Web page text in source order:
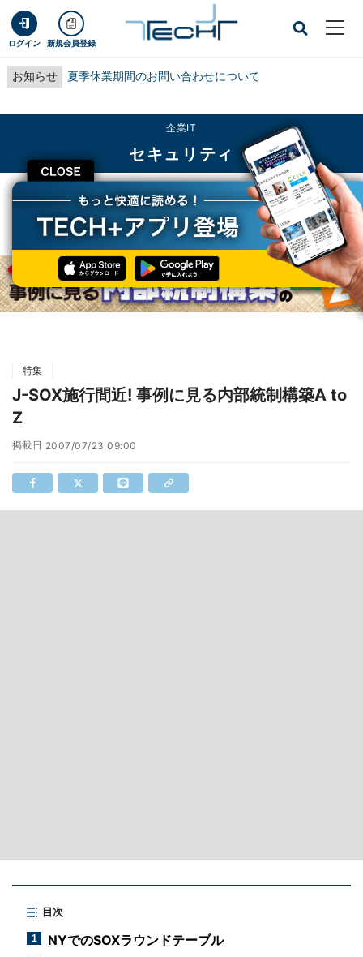
ログイン 新規会員登録
お知らせ 夏季休業期間のお問い合わせについて
CLOSE
企業IT
セキュリティ
TECH+ 企業IT
セキュリティ
J-SOX施行間近! 事例に見る内部統制構築A to Z
特集
J-SOX施行間近! 事例に見る内部統制構築A to
Z
掲載日 2007/07/23 09:00
目次
1 NYでのSOXラウンドテーブル